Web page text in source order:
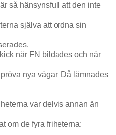
så hänsynsfull att den inte
själva att ordna sin
när FN bildades och när
nya vägar. Då lämnades
var delvis annan än
om de fyra friheterna: